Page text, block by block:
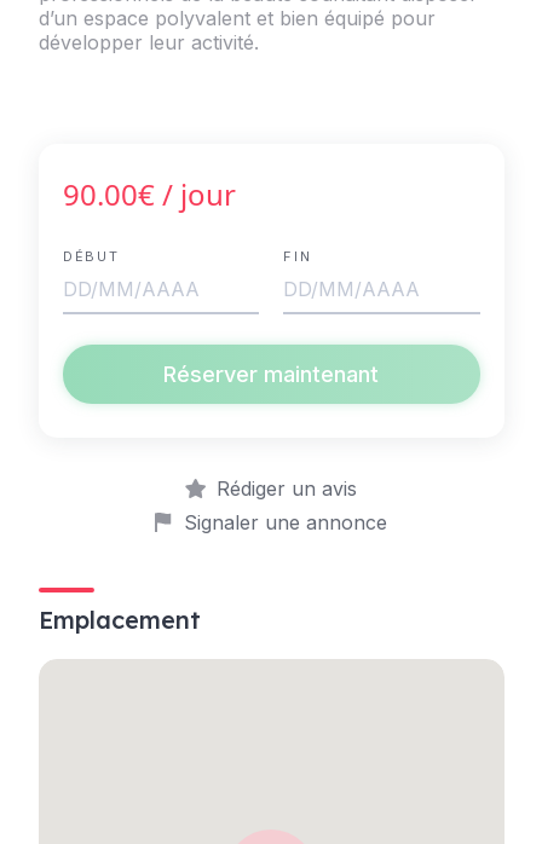
d’un espace polyvalent et bien équipé pour
développer leur activité.
90.00€/ jour
DÉBUT FIN
Réserver maintenant
Rédiger un avis
Signaler une annonce
Emplacement